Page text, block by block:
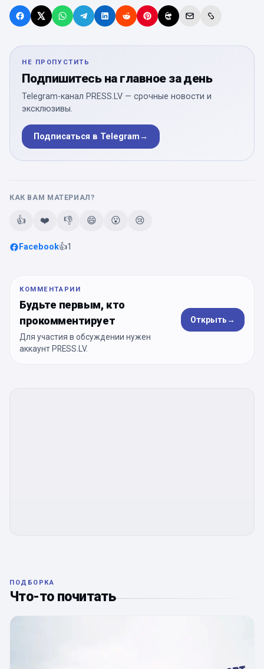
НЕ ПРОПУСТИТЬ
Подпишитесь на главное за день
Telegram-канал PRESS.LV — срочные новости и
эксклюзивы.
Подписаться в Telegram→
КАК ВАМ МАТЕРИАЛ?
👍 ❤️ 👎 😄 😮 😢
Facebook👍1
КОММЕНТАРИИ
Будьте первым, кто
прокомментирует
Для участия в обсуждении нужен
аккаунт PRESS.LV.
Открыть→
ПОДБОРКА
Что-то почитать